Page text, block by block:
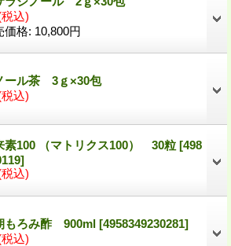
税込)
価格: 10,800円
ール茶 3ｇ×30包
税込)
素100 （マトリクス100） 30粒 [498
税込)
もろみ酢 900ml [4958349230281]
税込)